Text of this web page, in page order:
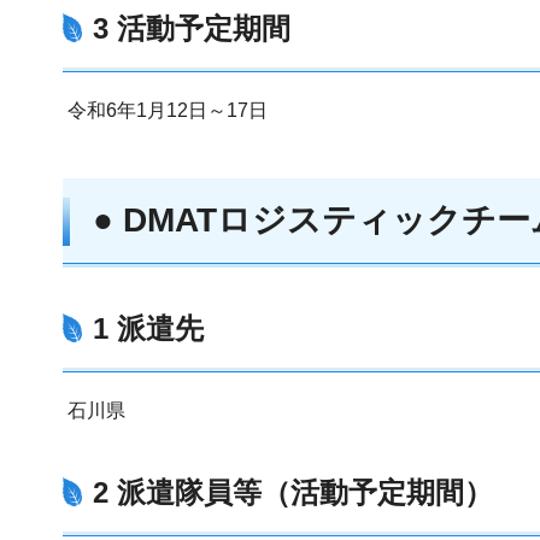
3 活動予定期間
令和6年1月12日～17日
● DMATロジスティックチー
1 派遣先
石川県
2 派遣隊員等（活動予定期間 ）